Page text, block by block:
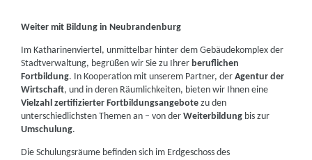
Weiter mit Bildung in Neubrandenburg
Im Katharinenviertel, unmittelbar hinter dem Gebäudekomplex der
Stadtverwaltung, begrüßen wir Sie zu Ihrerberuflichen
Fortbildung. In Kooperation mit unserem Partner, derAgentur der
Wirtschaft, und in deren Räumlichkeiten, bieten wir Ihnen eine
Vielzahl zertifizierter Fortbildungsangebote zu den
unterschiedlichsten Themen an – von derWeiterbildung bis zur
Umschulung.
Die Schulungsräume befinden sich im Erdgeschoss des